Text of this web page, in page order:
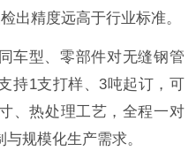
出精度远高于行业标准。
车型、零部件对无缝钢管
持1支打样、3吨起订，可
、热处理工艺，全程一对
规模化生产需求。